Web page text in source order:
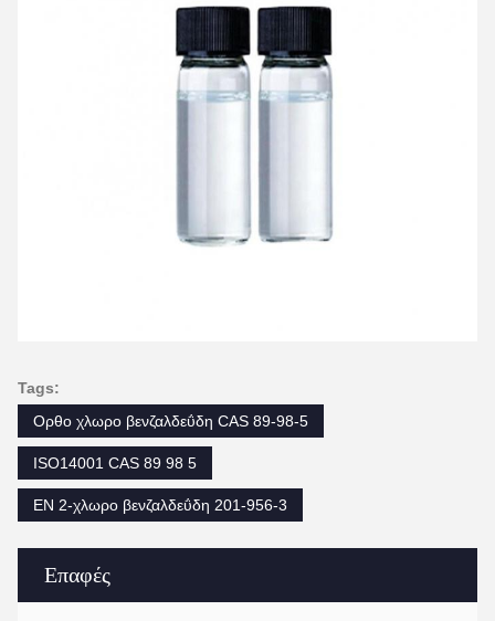
Επαφές
Tags:
Ορθο χλωρο βενζαλδεΰδη CAS 89-98-5
ISO14001 CAS 89 98 5
EN 2-χλωρο βενζαλδεΰδη 201-956-3